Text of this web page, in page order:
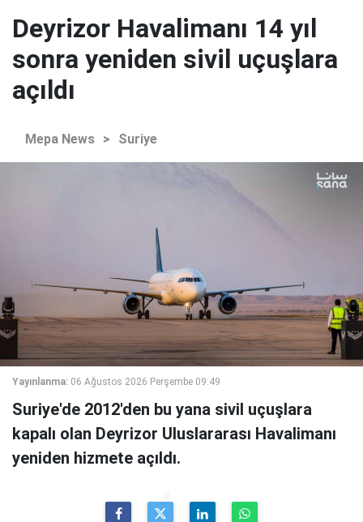
Deyrizor Havalimanı 14 yıl
sonra yeniden sivil uçuşlara
açıldı
Mepa News > Suriye
Yayınlanma: 06 Ağustos 2026 Perşembe 09:49
Suriye'de 2012'den bu yana sivil uçuşlara
kapalı olan Deyrizor Uluslararası Havalimanı
yeniden hizmete açıldı.